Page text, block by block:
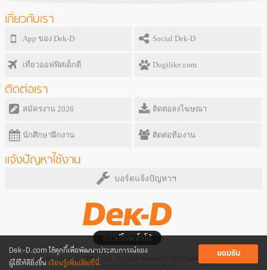
Dek-D.com ใช้คุกกี้เพื่อพัฒนาประสบการณ์ของ
ผู้ใช้ให้ดียิ่งขึ้น เรียนรู้เพิ่มเติมที่นี่
ยอมรับ
เกี่ยวกับเรา
App ของ Dek-D Social Dek-D
เที่ยวออฟฟิศเด็กดี Dogilike.com
ติดต่อเรา
สมัครงาน 2026 ติดต่อลงโฆษณา
นักศึกษาฝึกงาน ติดต่อทีมงาน
แจ้งปัญหาใช้งาน
บอร์ดแจ้งปัญหาฯ
ดาวน์โหลดโลโก้
www.Dek-D.com © 1999 - 2026 ; All rights reserved by Dek-D Interactive Co.,Ltd.
ระเบียบข้อบังคับในการใช้บริการ